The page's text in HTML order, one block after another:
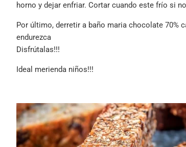
horno y dejar enfriar. Cortar cuando este frío si
Por último, derretir a baño maria chocolate 70%
endurezca
Disfrútalas!!!
Ideal merienda niños!!!